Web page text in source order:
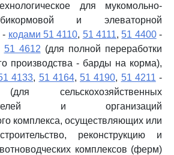
для мукомольно-
и элеваторной
- кодами 51 4110, 51 4111, 51 4400-
51 4612 (для полной переработки
производства - барды на корма),
4133, 51 4164, 51 4190, 51 4211 -
сельскохозяйственных
и организаций
комплекса, осуществляющих или
реконструкцию и
комплексов (ферм)